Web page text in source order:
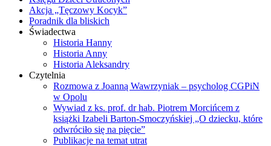
Akcja „Tęczowy Kocyk”
Poradnik dla bliskich
Świadectwa
Historia Hanny
Historia Anny
Historia Aleksandry
Czytelnia
Rozmowa z Joanną Wawrzyniak – psycholog CGPiN
w Opolu
Wywiad z ks. prof. dr hab. Piotrem Morcińcem z
książki Izabeli Barton-Smoczyńskiej „O dziecku, które
odwróciło się na pięcie”
Publikacje na temat utrat